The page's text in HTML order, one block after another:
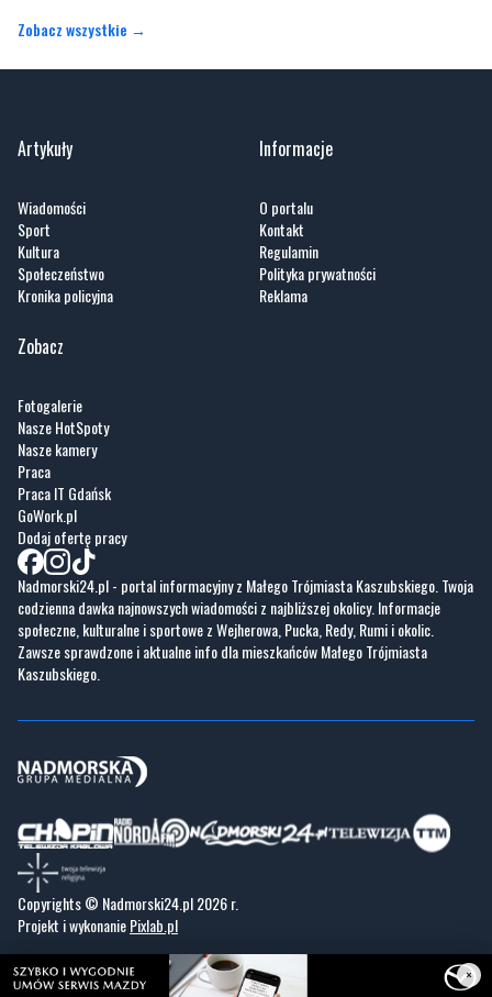
Artykuły
Sport
Kronika policyjna
Informacje
Kontakt
Reklama
Zobacz
Nasze HotSpoty
Praca IT Gdańsk
GoWork.pl
Dodaj ofertę pracy
Nadmorski24.pl - portal informacyjny z Małego Trójmiasta Kaszubskiego. Twoja
codzienna dawka najnowszych wiadomości z najbliższej okolicy. Informacje
społeczne, kulturalne i sportowe z Wejherowa, Pucka, Redy, Rumi i okolic.
Zawsze sprawdzone i aktualne info dla mieszkańców Małego Trójmiasta
Kaszubskiego.
Copyrights © Nadmorski24.pl 2026 r.
Projekt i wykonaniePixlab.pl
×